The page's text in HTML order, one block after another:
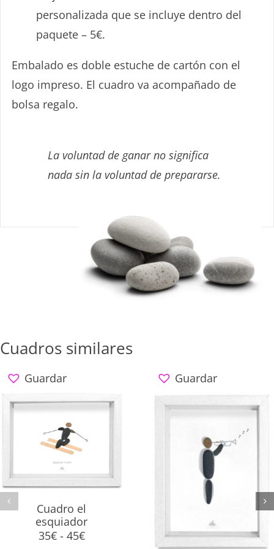
personalizada que se incluye dentro del
paquete – 5€.
Embalado es doble estuche de cartón con el
logo impreso. El cuadro va acompañado de
bolsa regalo.
La voluntad de ganar no significa
nada sin la voluntad de prepararse.
Cuadros similares
Guardar
Cuadro el
esquiador
35€ - 45€Rango
Guardar
Cualquier fecha o evento
TARJETA REGALO
*La tarjeta se la enviamos a su destinatario